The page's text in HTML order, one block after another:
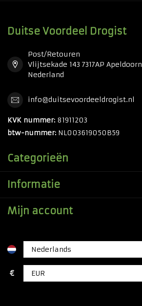
Duitse Voordeel Drogist
Post/Retouren
Vlijtsekade 143 7317AP Apeldoorn
Nederland
info@duitsevoordeeldrogist.nl
KVK nummer: 81911203
btw-nummer: NL003619050B59
Categorieën
Informatie
Mijn account
€